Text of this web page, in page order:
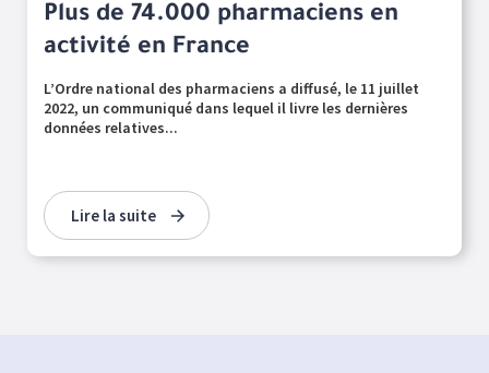
Plus de 74.000 pharmaciens en
activité en France
L’Ordre national des pharmaciens a diffusé, le 11 juillet
2022, un communiqué dans lequel il livre les dernières
données relatives...
Lire la suite